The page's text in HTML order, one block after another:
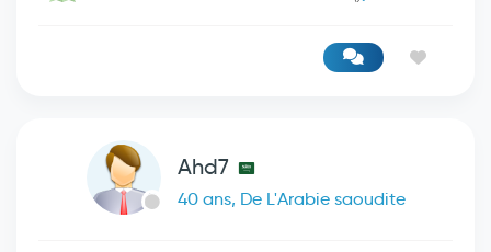
Ahd7
40 ans, De L'Arabie saoudite